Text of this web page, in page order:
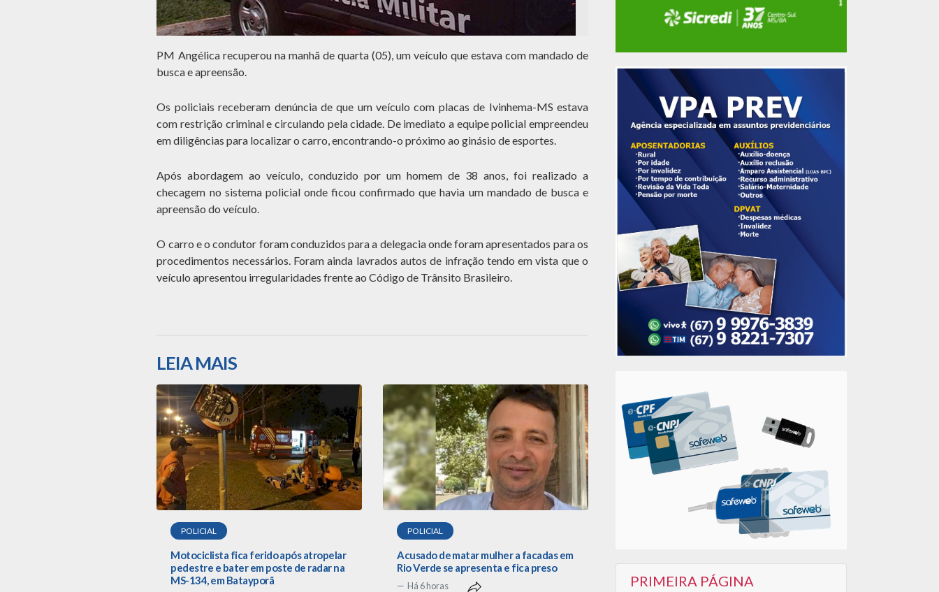
PM Angélica recuperou na manhã de quarta (05), um veículo que estava com mandado de
busca e apreensão.
Os policiais receberam denúncia de que um veículo com placas de Ivinhema-MS estava
com restrição criminal e circulando pela cidade. De imediato a equipe policial empreendeu
em diligências para localizar o carro, encontrando-o próximo ao ginásio de esportes.
Após abordagem ao veículo, conduzido por um homem de 38 anos, foi realizado a
checagem no sistema policial onde ficou confirmado que havia um mandado de busca e
apreensão do veículo.
O carro e o condutor foram conduzidos para a delegacia onde foram apresentados para os
procedimentos necessários. Foram ainda lavrados autos de infração tendo em vista que o
veículo apresentou irregularidades frente ao Código de Trânsito Brasileiro.
LEIA MAIS
POLICIAL
Motociclista fica ferido após atropelar
pedestre e bater em poste de radar na
MS-134, em Batayporã
POLICIAL
Acusado de matar mulher a facadas em
Rio Verde se apresenta e fica preso
Há 6 horas PRIMEIRA PÁGINA